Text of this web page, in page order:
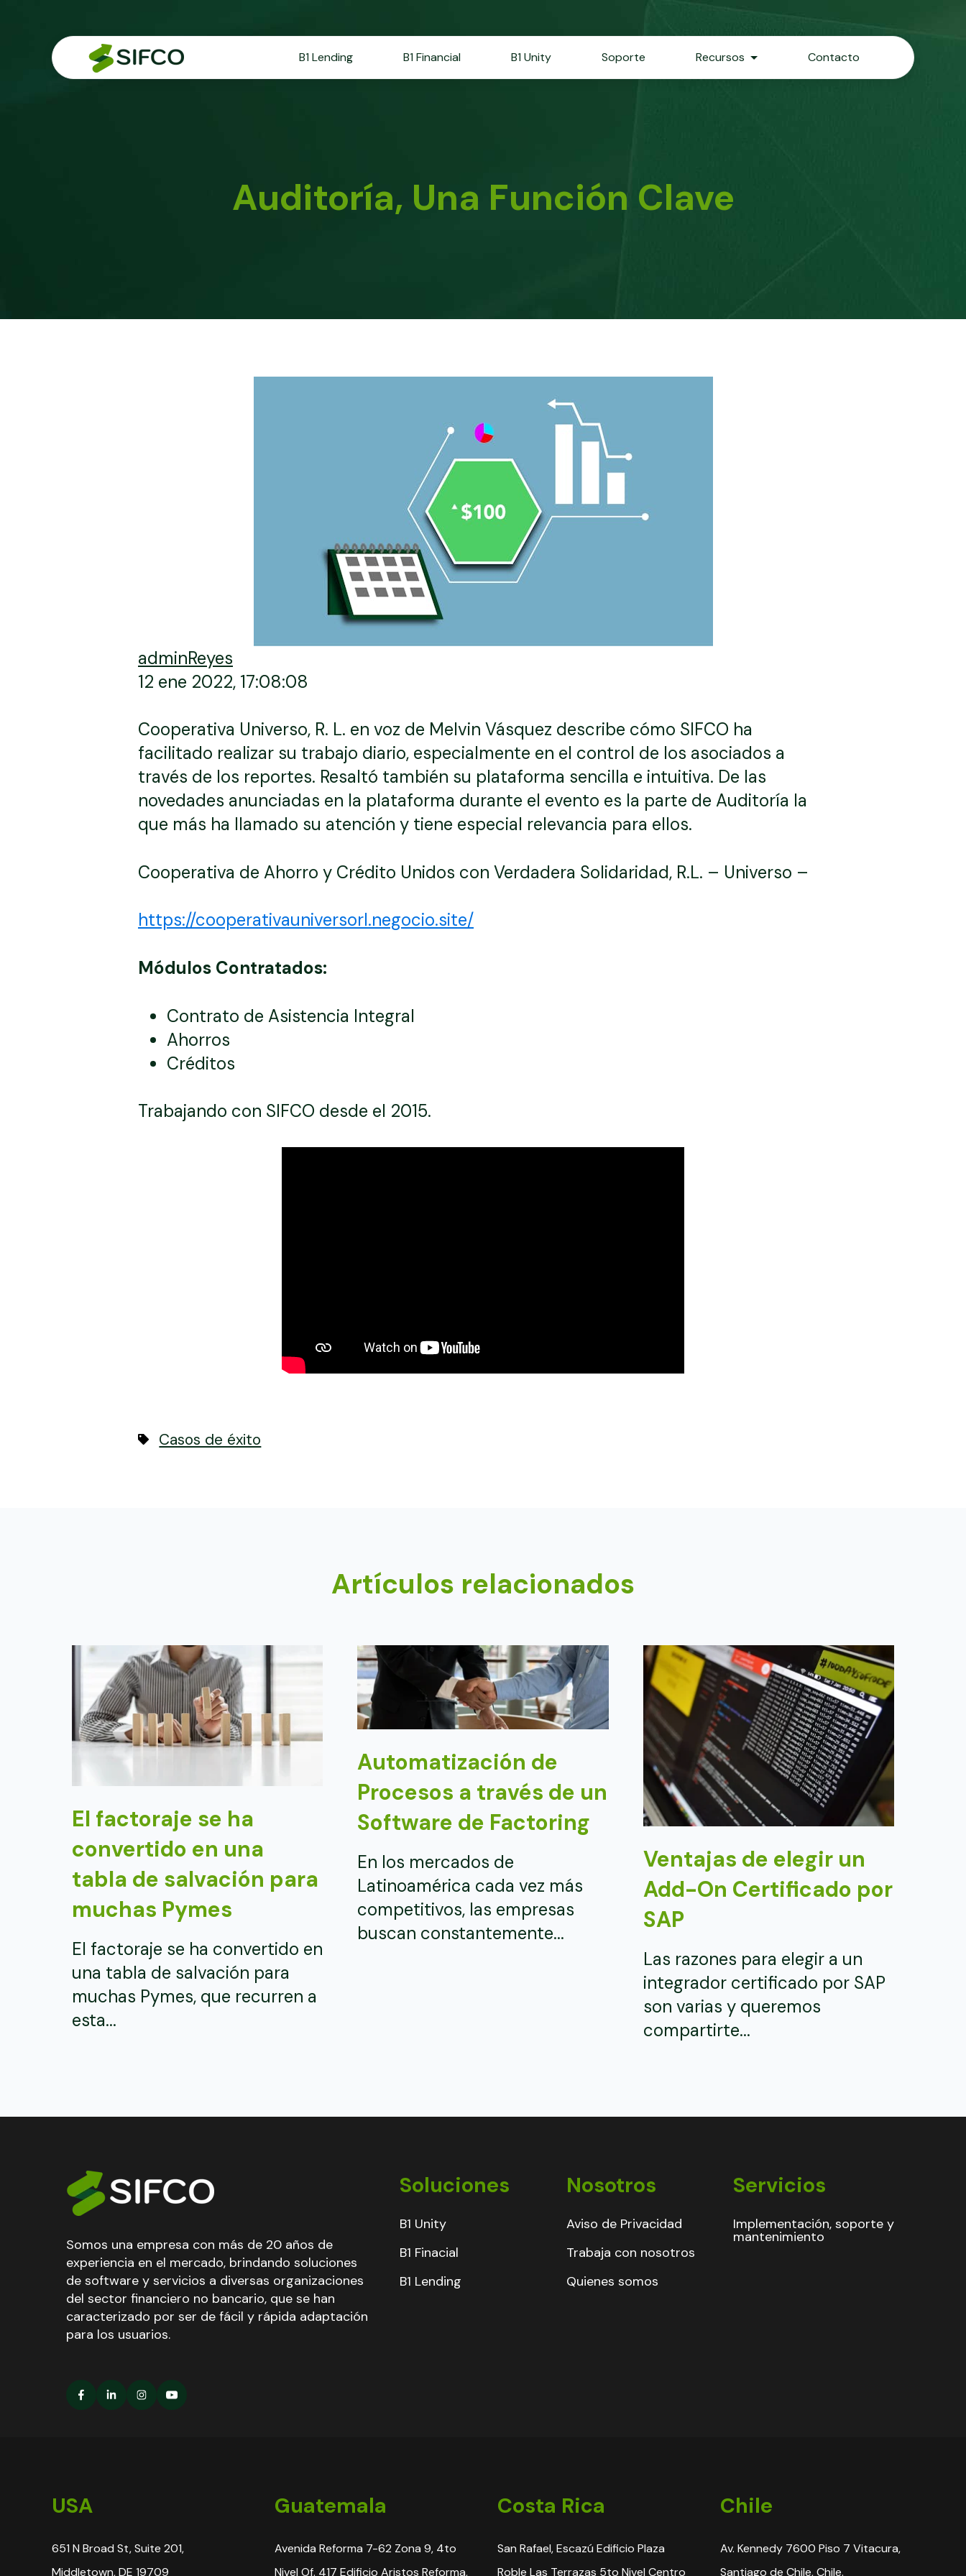
B1 Lending B1 Financial B1 Unity Soporte Recursos Contacto
Auditoría, Una Función Clave
adminReyes
12 ene 2022, 17:08:08
Cooperativa Universo, R. L. en voz de Melvin Vásquez describe cómo SIFCO ha
facilitado realizar su trabajo diario, especialmente en el control de los asociados a
través de los reportes. Resaltó también su plataforma sencilla e intuitiva. De las
novedades anunciadas en la plataforma durante el evento es la parte de Auditoría la
que más ha llamado su atención y tiene especial relevancia para ellos.
Cooperativa de Ahorro y Crédito Unidos con Verdadera Solidaridad, R.L. – Universo –
https://cooperativauniversorl.negocio.site/
Módulos Contratados:
Contrato de Asistencia Integral
Ahorros
Créditos
Trabajando con SIFCO desde el 2015.
Casos de éxito
Artículos relacionados
El factoraje se ha
convertido en una
tabla de salvación para
muchas Pymes
El factoraje se ha convertido en
una tabla de salvación para
muchas Pymes, que recurren a
esta...
Automatización de
Procesos a través de un
Software de Factoring
En los mercados de
Latinoamérica cada vez más
competitivos, las empresas
buscan constantemente...
Ventajas de elegir un
Add-On Certificado por
SAP
Las razones para elegir a un
integrador certificado por SAP
son varias y queremos
compartirte...
Somos una empresa con más de 20 años de
experiencia en el mercado, brindando soluciones
de software y servicios a diversas organizaciones
del sector financiero no bancario, que se han
caracterizado por ser de fácil y rápida adaptación
para los usuarios.
Soluciones
B1 Unity
B1 Finacial
B1 Lending
Nosotros
Aviso de Privacidad
Trabaja con nosotros
Quienes somos
Servicios
Implementación, soporte y
mantenimiento
USA
651 N Broad St, Suite 201,
Middletown, DE 19709
Guatemala
Avenida Reforma 7-62 Zona 9, 4to
Nivel Of. 417 Edificio Aristos Reforma,
Costa Rica
San Rafael, Escazú Edificio Plaza
Roble Las Terrazas 5to Nivel Centro
Chile
Av. Kennedy 7600 Piso 7 Vitacura,
Santiago de Chile, Chile.